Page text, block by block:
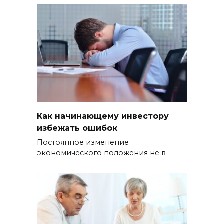
Как начинающему инвестору
избежать ошибок
Постоянное изменение
экономического положения не в